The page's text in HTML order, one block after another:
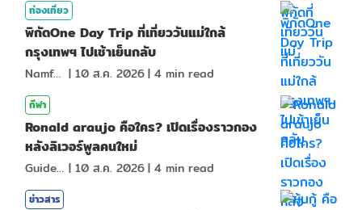
ท่องเที่ยว
พิกัดOne Day Trip ที่เที่ยววันแม่ใกล้
กรุงเทพฯ ไปเช้าเย็นกลับ
NamfahPhupha | 10 ส.ค. 2026| 4 min read
กีฬา
Ronald araujo คือใคร? เปิดเรื่องราวกอง
หลังลิเวอร์พูลคนใหม่
GuideKop | 10 ส.ค. 2026| 4 min read
ข่าวสาร